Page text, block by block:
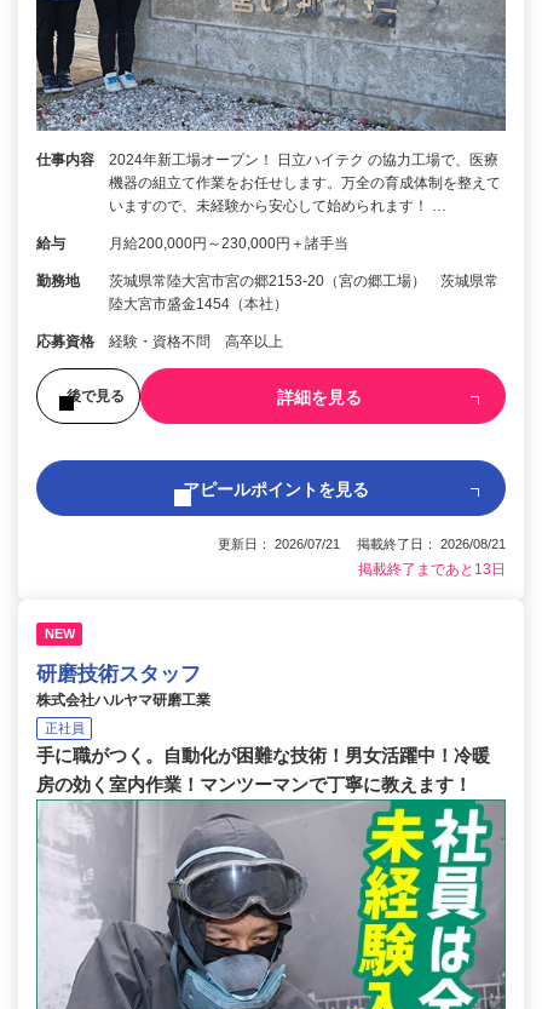
仕事内容
2024年新工場オープン！ 日立ハイテク の協力工場で、医療
機器の組立て作業をお任せします。万全の育成体制を整えて
いますので、未経験から安心して始められます！ …
給与 月給200,000円～230,000円＋諸手当
勤務地
茨城県常陸大宮市宮の郷2153-20（宮の郷工場） 茨城県常
陸大宮市盛金1454（本社）
応募資格 経験・資格不問 高卒以上
後で見る 詳細を見る
アピールポイントを見る
更新日： 2026/07/21 掲載終了日： 2026/08/21
掲載終了まであと13日
NEW
研磨技術スタッフ
株式会社ハルヤマ研磨工業
正社員
手に職がつく。自動化が困難な技術！男女活躍中！冷暖
房の効く室内作業！マンツーマンで丁寧に教えます！